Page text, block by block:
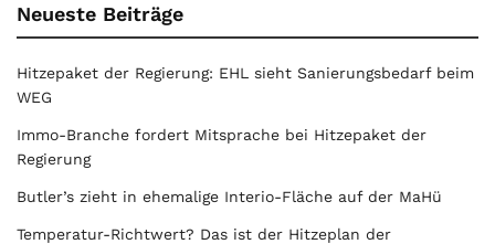
Neueste Beiträge
Hitzepaket der Regierung: EHL sieht Sanierungsbedarf beim
WEG
Immo-Branche fordert Mitsprache bei Hitzepaket der
Regierung
Butler’s zieht in ehemalige Interio-Fläche auf der MaHü
Temperatur-Richtwert? Das ist der Hitzeplan der